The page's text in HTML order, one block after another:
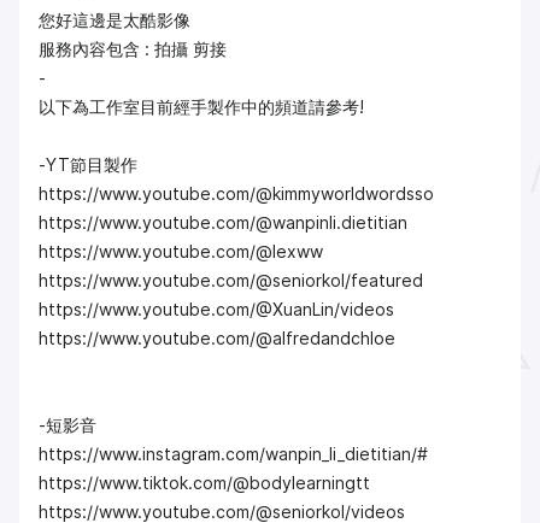
您好這邊是太酷影像
服務內容包含 : 拍攝 剪接
-
以下為工作室目前經手製作中的頻道請參考!
-YT節目製作
https://www.youtube.com/@kimmyworldwordsso
https://www.youtube.com/@wanpinli.dietitian
https://www.youtube.com/@lexww
https://www.youtube.com/@seniorkol/featured
https://www.youtube.com/@XuanLin/videos
https://www.youtube.com/@alfredandchloe
-短影音
https://www.instagram.com/wanpin_li_dietitian/#
https://www.tiktok.com/@bodylearningtt
https://www.youtube.com/@seniorkol/videos